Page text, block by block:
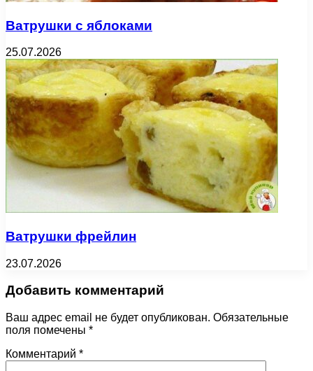
Ватрушки с яблоками
25.07.2026
Ватрушки фрейлин
23.07.2026
Добавить комментарий
Ваш адрес email не будет опубликован. Обязательные
поля помечены *
Комментарий *